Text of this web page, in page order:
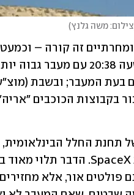
צילום: משה גלנץ)